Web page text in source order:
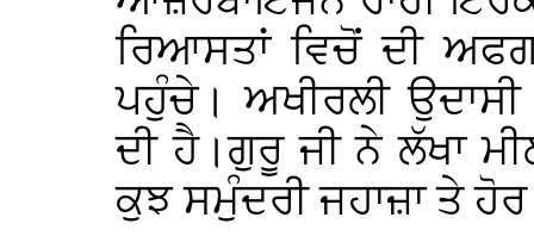
ਰਿਆਸਤਾਂ ਵਿਚੋਂ ਦੀ
ਪਹੁੰਚੇ। ਅਖੀਰਲੀ
ਦੀ ਹੈ।ਗੁਰੂ ਜੀ ਨੇ ਲੱਖਾ
ਕੁਝ ਸਮੁੰਦਰੀ ਜਹਾਜ਼ਾ ਤੇ ਹੋਰ